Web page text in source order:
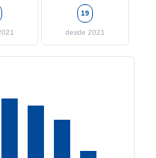
19
desde 2021